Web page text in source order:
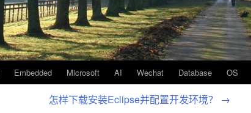
Embedded Microsoft AI Wechat Database OS
怎样下载安装Eclipse并配置开发环境？ →